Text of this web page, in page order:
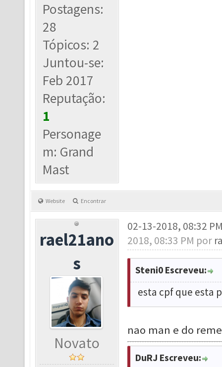
Postagens:
28
Tópicos: 2
Juntou-se:
Feb 2017
Reputação:
1
Personage
m: Grand
Mast
Website Encontrar
rael21ano
s
Novato
02-13-2018, 08:32
2018, 08:33 PM por
Steni0 Escreveu:
esta cpf que esta
nao man e do
DuRJ Escreveu: